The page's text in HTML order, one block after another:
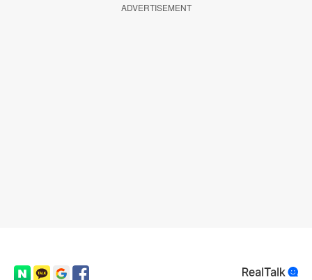
ADVERTISEMENT